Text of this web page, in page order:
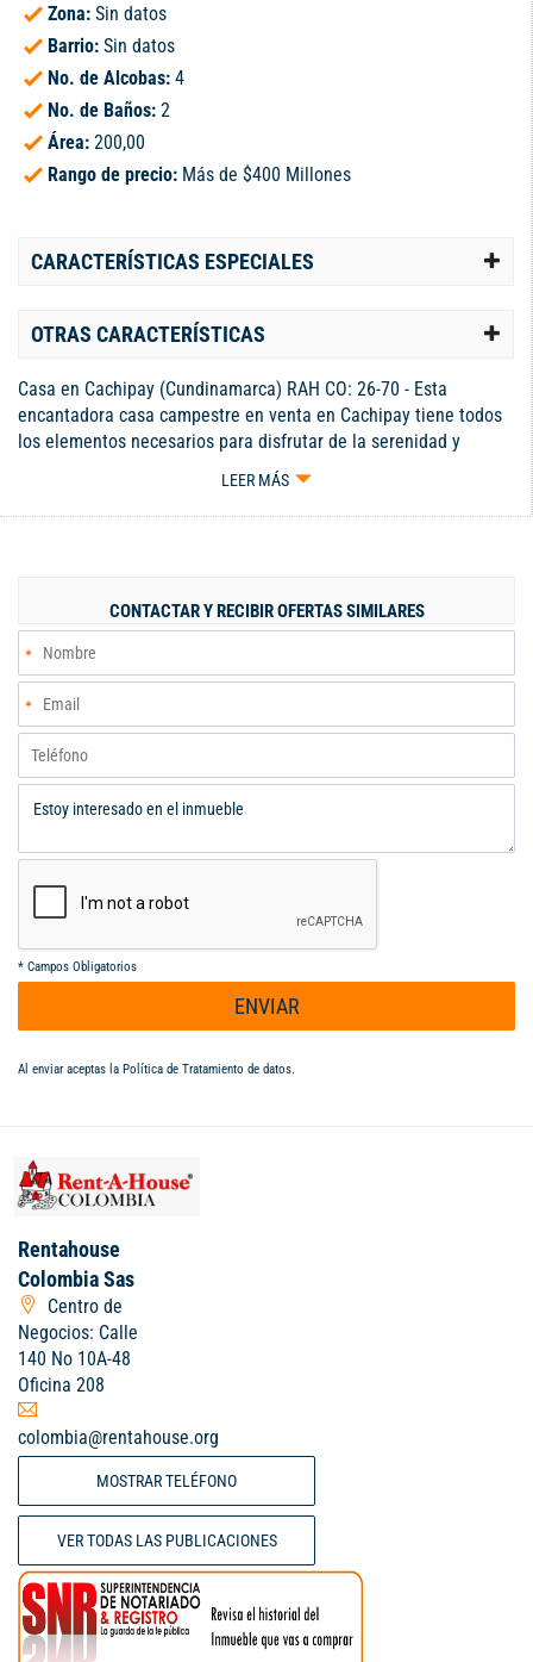
Zona: Sin datos
Barrio: Sin datos
No. de Alcobas: 4
No. de Baños: 2
Área: 200,00
Rango de precio: Más de $400 Millones
CARACTERÍSTICAS ESPECIALES
OTRAS CARACTERÍSTICAS
Casa en Cachipay (Cundinamarca) RAH CO: 26-70 - Esta
encantadora casa campestre en venta en Cachipay tiene todos
los elementos necesarios para disfrutar de la serenidad y
belleza de la vida rural. Ubicada en un terreno generoso de
3300 metros cuadrados, esta propiedad ofrece un amplio
espacio para explorar y relajarse. Con una construcción de 200
impresionante, donde el aire fresco y el canto de los pájaros te
brindarán una sensación de calma instantánea. La casa en sí
misma ofrece un total de 4 habitaciones, lo que la convierte en
el refugio perfecto para una familia o aquellos que buscan un
espacio adicional para invitados. Los dos baños garantizan
comodidad y privacidad para todos los residentes, mientras que
las dos salas y dos comedores proporcionan áreas versátiles
para el ... - Código 9738787
LEER MÁS
CONTACTAR Y RECIBIR OFERTAS SIMILARES
* Campos Obligatorios
ENVIAR
Al enviar aceptas la Política de Tratamiento de datos.
Rentahouse
Colombia Sas
Centro de
Negocios: Calle
140 No 10A-48
Oficina 208
colombia@rentahouse.org
MOSTRAR TELÉFONO
VER TODAS LAS PUBLICACIONES